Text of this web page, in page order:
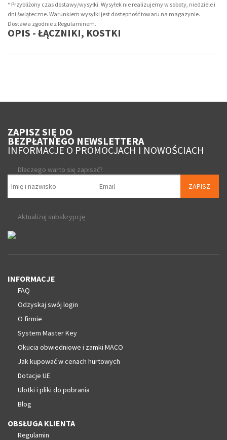
* Przybliżony czas dostawy/wysyłki. Wysyłek nie realizujemy w soboty, niedziele i
dni świąteczne. Warunkiem wysyłki jest dostepność towaru na magazynie.
Dostawa zgodnie z Regulaminem.
OPIS - ŁĄCZNIKI, KOSTKI
ZAPISZ SIĘ DO
BEZPŁATNEGO NEWSLETTERA
INFORMACJE O PROMOCJACH I NOWOŚCIACH
Dlaczego warto się zapisać?
ZAPISZ
Aktualizuj subskrypcję
INFORMACJE
FAQ
Odzyskaj swój login
O firmie
System Master Key
Okucia obwiedniowe i zamki MACO
Jak kupować w cenach hurtowych
Dotacje UE
Ulotki i pliki do pobrania
Blog
OBSŁUGA KLIENTA
Regulamin